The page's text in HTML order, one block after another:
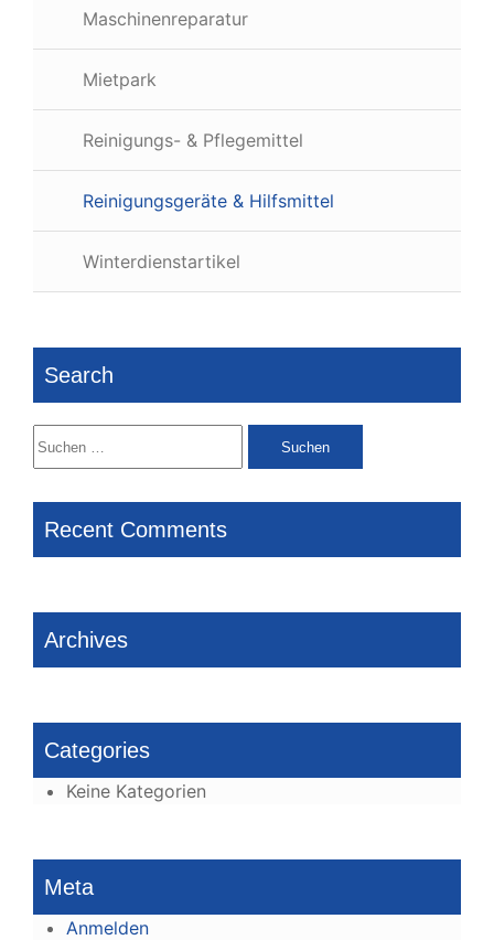
Maschinenreparatur
Mietpark
Reinigungs- & Pflegemittel
Reinigungsgeräte & Hilfsmittel
Winterdienstartikel
Search
Suchen
nach:
Recent Comments
Archives
Categories
Keine Kategorien
Meta
Anmelden